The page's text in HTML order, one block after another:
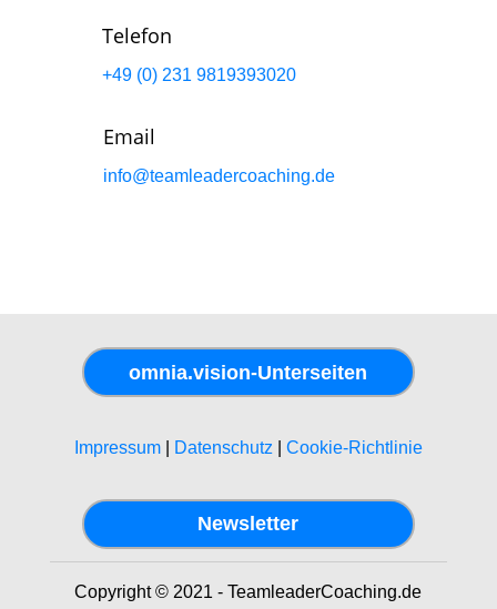
Telefon
+49 (0) 231 9819393020
Email
info@teamleadercoaching.de
omnia.vision-Unterseiten
Impressum| Datenschutz Cookie-Richtlinie
Newsletter
Copyright © 2021 - TeamleaderCoaching.de